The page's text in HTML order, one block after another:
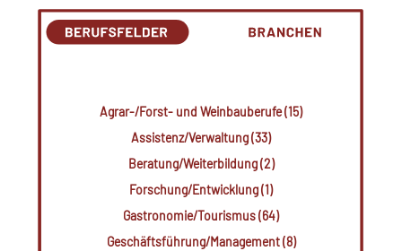
Agrar-/Forst- und Weinbauberufe (15)
Assistenz/Verwaltung (33)
Beratung/Weiterbildung (2)
Forschung/Entwicklung (1)
Gastronomie/Tourismus (64)
Geschäftsführung/Management (8)